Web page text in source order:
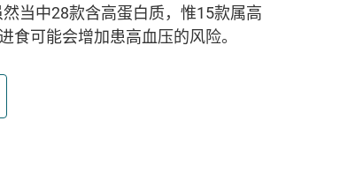
当中28款含高蛋白质，惟15款属高
食可能会增加患高血压的风险。